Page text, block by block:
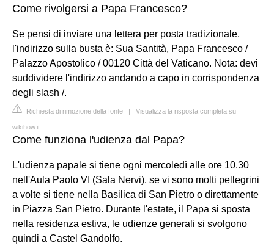
Come rivolgersi a Papa Francesco?
Se pensi di inviare una lettera per posta tradizionale,
l'indirizzo sulla busta è: Sua Santità, Papa Francesco /
Palazzo Apostolico / 00120 Città del Vaticano. Nota: devi
suddividere l'indirizzo andando a capo in corrispondenza
degli slash /.
Richiesta di rimozione della fonte | Visualizza la risposta completa su
wikihow.it
Come funziona l'udienza dal Papa?
L'udienza papale si tiene ogni mercoledì alle ore 10.30
nell'Aula Paolo VI (Sala Nervi), se vi sono molti pellegrini
a volte si tiene nella Basilica di San Pietro o direttamente
in Piazza San Pietro. Durante l'estate, il Papa si sposta
nella residenza estiva, le udienze generali si svolgono
quindi a Castel Gandolfo.